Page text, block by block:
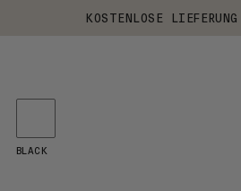
KOSTENLOSE
BLACK